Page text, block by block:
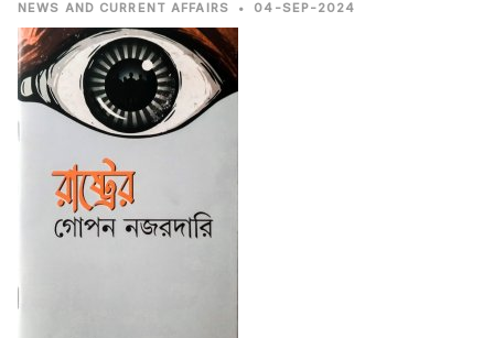
NEWS AND CURRENT AFFAIRS • 04-SEP-2024